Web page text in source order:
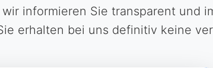
informieren Sie transparent und
erhalten bei uns definitiv keine